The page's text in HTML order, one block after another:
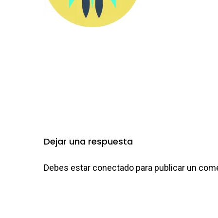
Dejar una respuesta
Debes estar conectado para publicar un